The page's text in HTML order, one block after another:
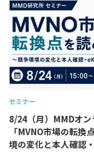
セミナー
8/24（月）MMDオン
「MVNO市場の転換
境の変化と本人確認